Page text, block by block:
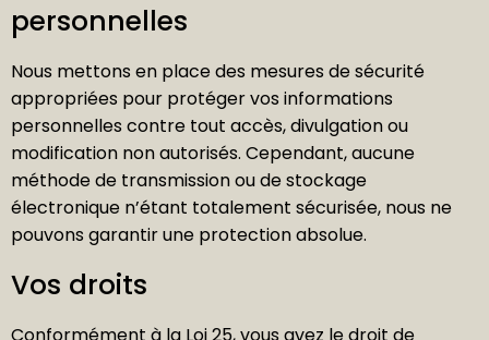
personnelles
Nous mettons en place des mesures de sécurité
appropriées pour protéger vos informations
personnelles contre tout accès, divulgation ou
modification non autorisés. Cependant, aucune
méthode de transmission ou de stockage
électronique n’étant totalement sécurisée, nous ne
pouvons garantir une protection absolue.
Vos droits